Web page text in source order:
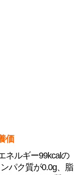
価
ネルギー99kcalの
パク質が0.0g、脂